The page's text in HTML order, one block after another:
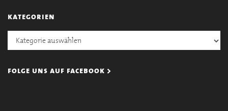
kategorien
Kategorien
folge uns auf facebook >